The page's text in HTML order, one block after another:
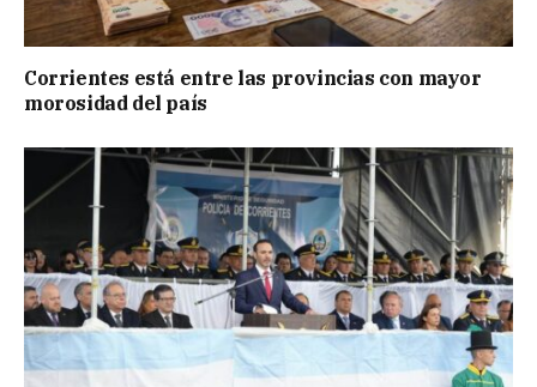
Corrientes está entre las provincias con mayor
morosidad del país